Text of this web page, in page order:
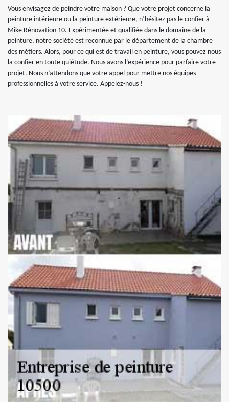
Vous envisagez de peindre votre maison ? Que votre projet concerne la
peinture intérieure ou la peinture extérieure, n’hésitez pas le confier à
Mike Rénovation 10. Expérimentée et qualifiée dans le domaine de la
peinture, notre société est reconnue par le département de la chambre
des métiers. Alors, pour ce qui est de travail en peinture, vous pouvez nous
la confier en toute quiétude. Nous avons l’expérience pour parfaire votre
projet. Nous n’attendons que votre appel pour mettre nos équipes
professionnelles à votre service. Appelez-nous !